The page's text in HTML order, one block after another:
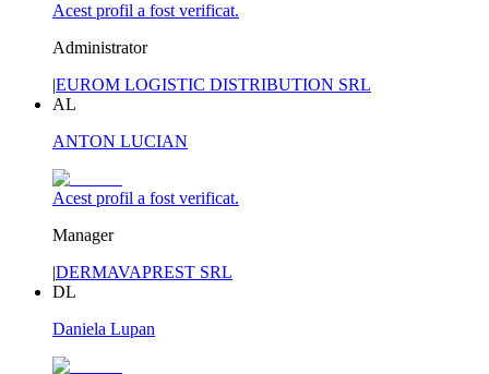
Acest profil a fost verificat.
Administrator
|EUROM LOGISTIC DISTRIBUTION SRL
AL
ANTON LUCIAN
Acest profil a fost verificat.
Manager
|DERMAVAPREST SRL
DL
Daniela Lupan